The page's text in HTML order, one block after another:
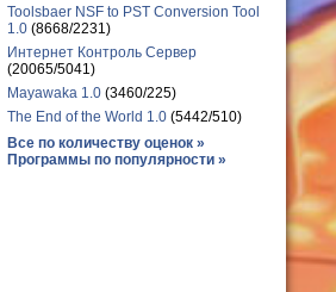
Toolsbaer NSF to PST Conversion Tool
1.0 (8668/2231)
Интернет Контроль Сервер
(20065/5041)
Mayawaka 1.0 (3460/225)
The End of the World 1.0 (5442/510)
Все по количеству оценок »
Программы по популярности »